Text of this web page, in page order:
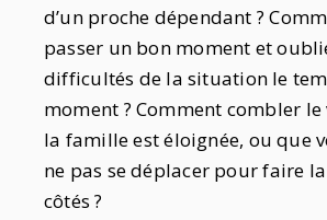
d’un proche dépendant ?
passer un bon moment et
difficultés de la situation le
moment ? Comment combler
la famille est éloignée, ou que
ne pas se déplacer pour faire
côtés ?